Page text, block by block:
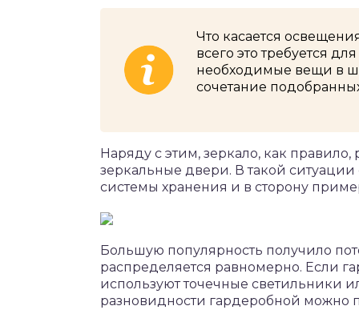
Что касается
всего это требуется
необходимые вещи в
сочетание
Наряду с этим, зеркало, как
зеркальные двери. В такой
системы хранения и в сторону
Большую популярность получило
распределяется равномерно. Если
используют точечные светильники
разновидности гардеробной можно